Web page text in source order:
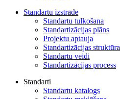
Standartu izstrāde
Standartu tulkošana
Standartizācijas plāns
Projektu aptauja
Standartizācijas struktūra
Standartu veidi
Standartizācijas process
Standarti
Standartu katalogs